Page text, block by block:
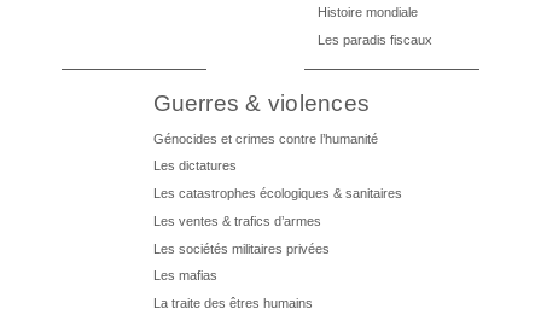
Histoire mondiale
Les paradis fiscaux
Guerres & violences
Génocides et crimes contre l’humanité
Les dictatures
Les catastrophes écologiques & sanitaires
Les ventes & trafics d’armes
Les sociétés militaires privées
Les mafias
La traite des êtres humains